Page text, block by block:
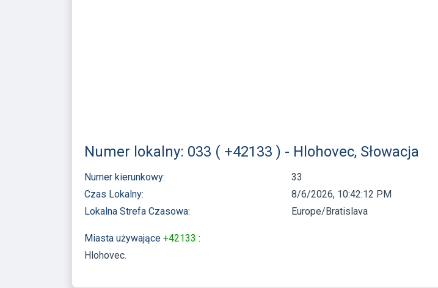
Numer lokalny: 033 ( +42133 ) - Hlohovec, Słowacja
Numer kierunkowy:
33
Czas Lokalny:
8/6/2026, 10:42:13 PM
Lokalna Strefa Czasowa:
Europe/Bratislava
Miasta używające +42133 :
Hlohovec